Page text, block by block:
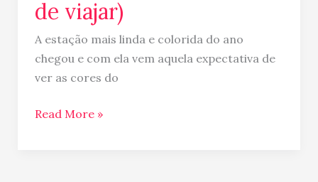
de viajar)
A estação mais linda e colorida do ano
chegou e com ela vem aquela expectativa de
ver as cores do
Read More »